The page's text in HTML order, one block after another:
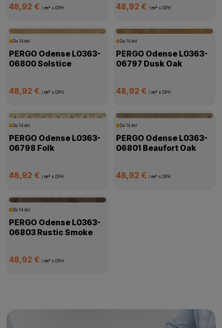
48,92 €/ m² s DPH 48,92 € / m² s DPH
Do 14 dní
PERGO Odense L0363-
06800 Solstice
48,92 €/ m² s DPH
Do 14 dní
PERGO Odense L0363-
06797 Dusk Oak
48,92 € / m² s DPH
Do 14 dní
PERGO Odense L0363-
06798 Folk
48,92 €/ m² s DPH
Do 14 dní
PERGO Odense L0363-
06801 Beaufort Oak
48,92 € / m² s DPH
Do 14 dní
PERGO Odense L0363-
06803 Rustic Smoke
48,92 €/ m² s DPH